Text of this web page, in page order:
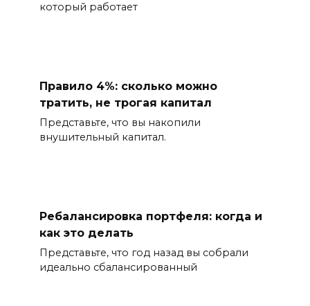
который работает
Правило 4%: сколько можно
тратить, не трогая капитал
Представьте, что вы накопили
внушительный капитал.
Ребалансировка портфеля: когда и
как это делать
Представьте, что год назад вы собрали
идеально сбалансированный